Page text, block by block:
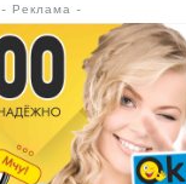
- Реклама -